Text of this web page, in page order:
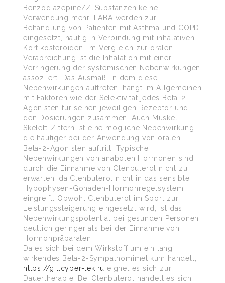
Benzodiazepine/Z-Substanzen keine
Verwendung mehr. LABA werden zur
Behandlung von Patienten mit Asthma und COPD
eingesetzt, häufig in Verbindung mit inhalativen
Kortikosteroiden. Im Vergleich zur oralen
Verabreichung ist die Inhalation mit einer
Verringerung der systemischen Nebenwirkungen
assoziiert. Das Ausmaß, in dem diese
Nebenwirkungen auftreten, hängt im Allgemeinen
mit Faktoren wie der Selektivität jedes Beta-2-
Agonisten für seinen jeweiligen Rezeptor und
den Dosierungen zusammen. Auch Muskel-
Skelett-Zittern ist eine mögliche Nebenwirkung,
die häufiger bei der Anwendung von oralen
Beta-2-Agonisten auftritt. Typische
Nebenwirkungen von anabolen Hormonen sind
durch die Einnahme von Clenbuterol nicht zu
erwarten, da Clenbuterol nicht in das sensible
Hypophysen-Gonaden-Hormonregelsystem
eingreift. Obwohl Clenbuterol im Sport zur
Leistungssteigerung eingesetzt wird, ist das
Nebenwirkungspotential bei gesunden Personen
deutlich geringer als bei der Einnahme von
Hormonpräparaten.
Da es sich bei dem Wirkstoff um ein lang
wirkendes Beta-2-Sympathomimetikum handelt,
https://git.cyber-tek.ru eignet es sich zur
Dauertherapie. Bei Clenbuterol handelt es sich